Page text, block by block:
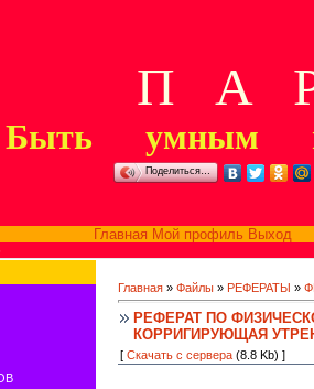
П А Р
Быть умным
Поделиться…
Главная Мой профиль Выход
Главная » Файлы » РЕФЕРАТЫ »
РЕФЕРАТ ПО
КОРРИГИРУЮЩАЯ
[ Скачать с сервера (8.8 Kb) ]